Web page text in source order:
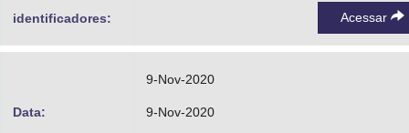
identificadores: Acessar
Data:
9-Nov-2020
9-Nov-2020